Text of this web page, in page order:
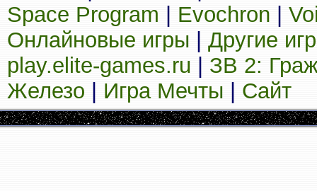
Space Program
Evochron
Онлайновые игры
Другие
play.elite-games.ru
ЗВ 2:
Железо
Игра Мечты Сайт